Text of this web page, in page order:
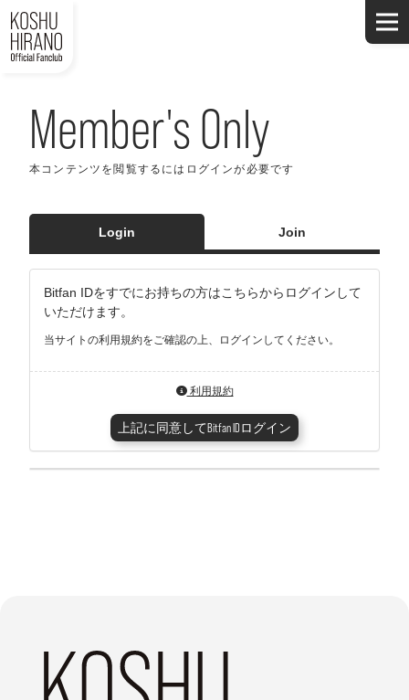
Member's Only
本コンテンツを閲覧するにはログインが必要です
Login Join
Bitfan IDをすでにお持ちの方はこちらからログインして
いただけます。
当サイトの利用規約をご確認の上、ログインしてください。
利用規約
上記に同意してBitfan IDログイン